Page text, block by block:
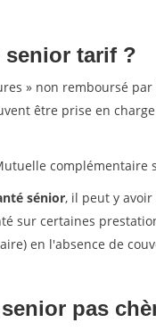
senior tarif ?
» non remboursé
être prise en
complémentaire
sénior, il peut y
sur certaines
en l'absence de
pas